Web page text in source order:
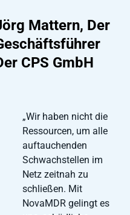
Mattern, Der
CPS GmbH
„Wir haben nicht die
Ressourcen, um alle
auftauchenden
Schwachstellen im
Netz zeitnah zu
schließen. Mit
NovaMDR gelingt es